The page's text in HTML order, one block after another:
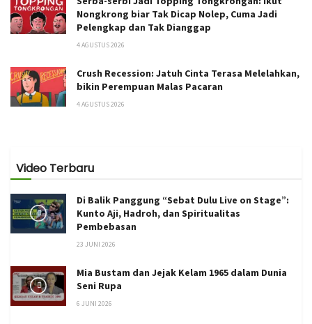
Nongkrong biar Tak Dicap Nolep, Cuma Jadi
Pelengkap dan Tak Dianggap
4 AGUSTUS 2026
Crush Recession: Jatuh Cinta Terasa Melelahkan,
bikin Perempuan Malas Pacaran
4 AGUSTUS 2026
Video Terbaru
Di Balik Panggung “Sebat Dulu Live on Stage”:
Kunto Aji, Hadroh, dan Spiritualitas
Pembebasan
23 JUNI 2026
Mia Bustam dan Jejak Kelam 1965 dalam Dunia
Seni Rupa
6 JUNI 2026